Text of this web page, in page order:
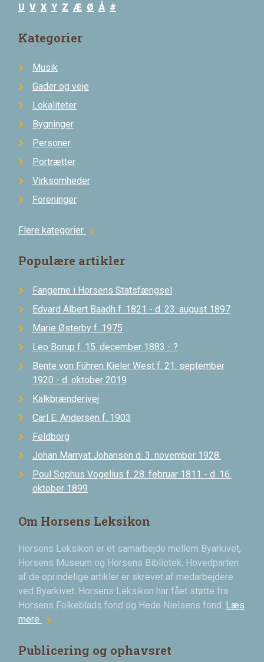
U V X Y Z Æ Ø Å #
Kategorier
Musik
Gader og veje
Lokaliteter
Bygninger
Personer
Portrætter
Virksomheder
Foreninger
Flere kategorier chevron_right
Populære artikler
Fangerne i Horsens Statsfængsel
Edvard Albert Baadh f. 1821 - d. 23. august 1897
Marie Østerby f. 1975
Leo Borup f. 15. december 1883 - ?
Bente von Führen Kieler West f. 21. september
1920 - d. oktober 2019
Kalkbrænderivej
Carl E. Andersen f. 1903
Feldborg
Johan Marryat Johansen d. 3. november 1928.
Poul Sophus Vogelius f. 28. februar 1811 - d. 16.
oktober 1899
Om Horsens Leksikon
Horsens Leksikon er et samarbejde mellem Byarkivet,
Horsens Museum og Horsens Bibliotek. Hovedparten
af de oprindelige artikler er skrevet af medarbejdere
ved Byarkivet. Horsens Leksikon har fået støtte fra
Horsens Folkeblads fond og Hede Nielsens fond. Læs
mere chevron_right
Publicering og ophavsret